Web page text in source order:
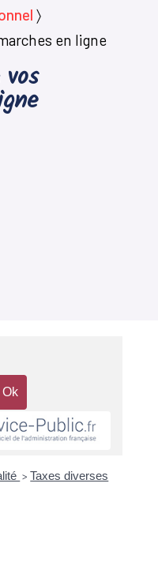
〉
en ligne
> Taxes diverses